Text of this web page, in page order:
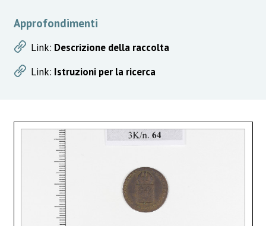
Approfondimenti
Link: Descrizione della raccolta
Link: Istruzioni per la ricerca